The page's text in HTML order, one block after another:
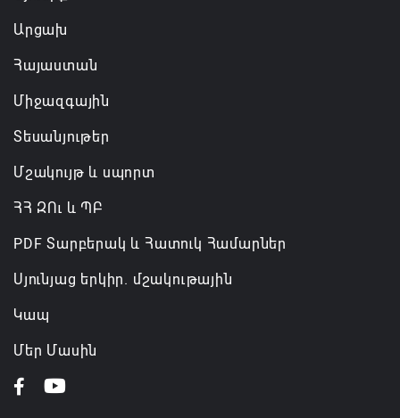
Արցախ
Հայաստան
Միջազգային
Տեսանյութեր
Մշակույթ և սպորտ
ՀՀ ԶՈւ և ՊԲ
PDF Տարբերակ և Հատուկ Համարներ
Սյունյաց երկիր. մշակութային
Կապ
Մեր Մասին